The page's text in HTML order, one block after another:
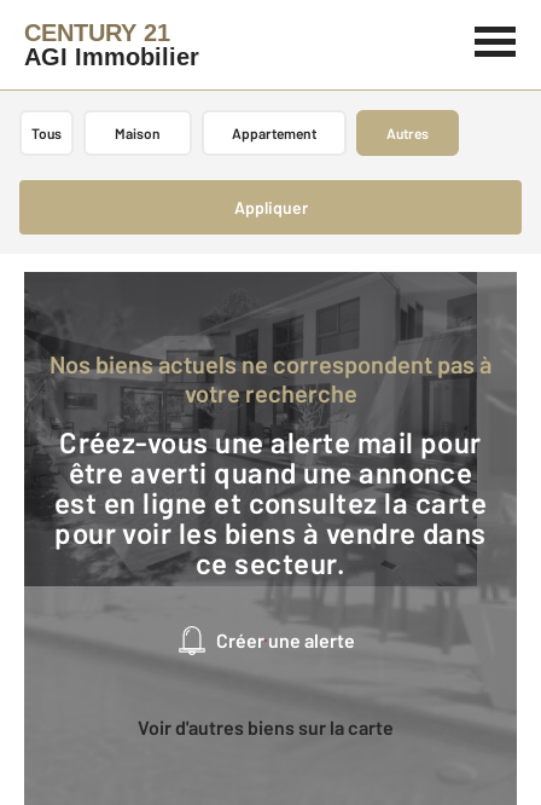
CENTURY 21
AGI Immobilier
Tous Maison Appartement Autres
Appliquer
Nos biens actuels ne correspondent pas à
votre recherche
Créez-vous une alerte mail pour
être averti quand une annonce
est en ligne et consultez la carte
pour voir les biens à vendre dans
ce secteur.
Créer une alerte
Voir d'autres biens sur la carte